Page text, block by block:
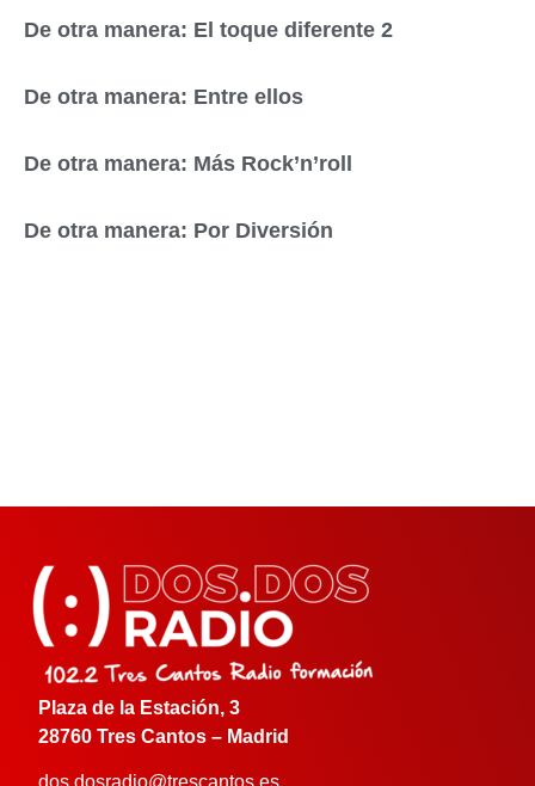
De otra manera: El toque diferente 2
De otra manera: Entre ellos
De otra manera: Más Rock’n’roll
De otra manera: Por Diversión
Plaza de la Estación, 3
28760 Tres Cantos – Madrid